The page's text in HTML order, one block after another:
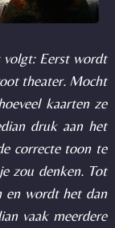
volgt: Eerst wordt
theater. Mocht
kaarten ze
druk aan het
correcte toon te
zou denken. Tot
en wordt het dan
vaak meerdere